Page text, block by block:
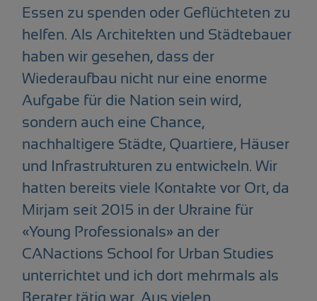
Essen zu spenden oder Geflüchteten zu
helfen. Als Architekten und Städtebauer
haben wir gesehen, dass der
Wiederaufbau nicht nur eine enorme
Aufgabe für die Nation sein wird,
sondern auch eine Chance,
nachhaltigere Städte, Quartiere, Häuser
und Infrastrukturen zu entwickeln. Wir
hatten bereits viele Kontakte vor Ort, da
Mirjam seit 2015 in der Ukraine für
«Young Professionals» an der
CANactions School for Urban Studies
unterrichtet und ich dort mehrmals als
Berater tätig war. Aus vielen